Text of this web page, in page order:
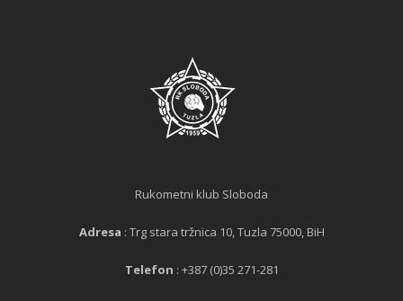
Rukometni klub Sloboda
Adresa : Trg stara tržnica 10, Tuzla 75000, BiH
Telefon : +387 (0)35 271-281